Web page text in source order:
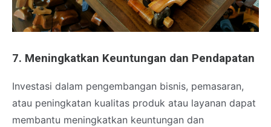
7. Meningkatkan Keuntungan dan Pendapatan
Investasi dalam pengembangan bisnis, pemasaran,
atau peningkatan kualitas produk atau layanan dapat
membantu meningkatkan keuntungan dan